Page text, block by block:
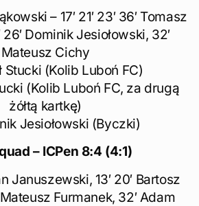
– 17′ 21′ 23′ 36′ Tomasz
Dominik Jesiołowski, 32′
Mateusz Cichy
Stucki (Kolib Luboń FC)
(Kolib Luboń FC, za drugą
żółtą kartkę)
Jesiołowski (Byczki)
– ICPen 8:4 (4:1)
Januszewski, 13′ 20′ Bartosz
Mateusz Furmanek, 32′ Adam